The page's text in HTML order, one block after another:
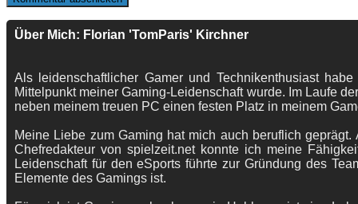
Über Mich: Florian 'TomParis' Kirchner
Als leidenschaftlicher Gamer und Technikenthusiast
Mittelpunkt meiner Gaming-Leidenschaft wurde. Im Laufe
neben meinem treuen PC einen festen Platz in meinem
Meine Liebe zum Gaming hat mich auch beruflich
Chefredakteur von spielzeit.net konnte ich meine
Leidenschaft für den eSports führte zur Gründung des
Elemente des Gamings ist.